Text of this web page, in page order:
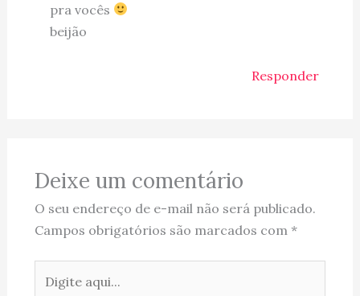
pra vocês
beijão
Responder
Deixe um comentário
O seu endereço de e-mail não será publicado.
Campos obrigatórios são marcados com *
aqui...